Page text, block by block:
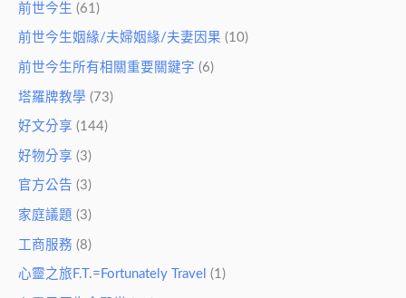
前世今生 (61)
前世今生姻緣/夫婦姻緣/夫妻因果 (10)
前世今生所有相關重要關鍵字 (6)
塔羅牌教學 (73)
好文分享 (144)
好物分享 (3)
官方公告 (3)
家庭議題 (3)
工商服務 (8)
心靈之旅F.T.=Fortunately Travel (1)